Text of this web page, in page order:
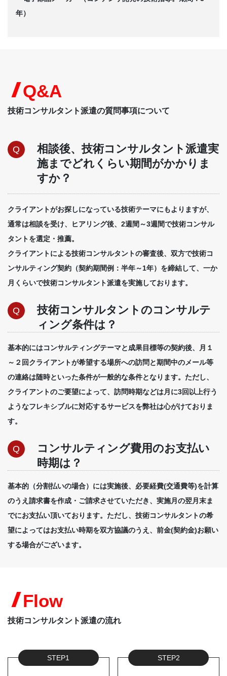
年）
Q&A
技術コンサルタント派遣の質問事項について
Q
相談後、技術コンサルタント派遣実
施までどれくらい期間がかかりま
すか？
クライアントがお探しになっている技術テーマにもよりますが、
通常は相談を受け、ヒアリング後、2週間～3週間で技術コンサル
タントを選定・推薦。
クライアントによる技術コンサルタントの審査後、双方で技術コ
ンサルティング契約（契約期間例：半年～1年）を締結して、一か
月くらいで技術コンサルタント派遣を実施しております。
Q
技術コンサルタントのコンサルテ
ィング条件は？
基本的にはコンサルティングテーマと成果目標等の契約後、月１
～２回クライアントが希望する場所への訪問と期間中のメール等
の連絡は随時といった条件が一般的な条件となります。ただし、
クライアントのご要望によって、訪問時期などは月に3回以上行う
ようなフレキシブルに対応するサービスを弊社は心がけておりま
す。
Q
コンサルティング費用のお支払い
時期は？
基本的（分割払いの場合）には実施後、必要経費(交通費等)を計算
のうえ請求書を作成・ご請求させていただき、実施月の翌月末ま
でにお支払い頂いております。ただし、技術コンサルタントの希
望によってはお支払い時期を双方協議のうえ、前金(契約金)お願い
する場合がございます。
Flow
技術コンサルタント派遣の流れ
STEP1 STEP2